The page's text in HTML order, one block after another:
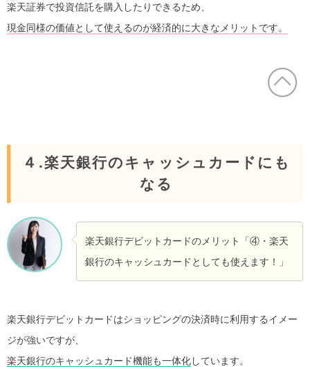
楽天証券で投資信託を購入したりできるため、
現金同様の価値として使えるのが経済的に大きなメリットです。
４.楽天銀行のキャッシュカードにも
なる
楽天銀行デビットカードのメリット「④・楽天
銀行のキャッシュカードとしても使えます！」
楽天銀行デビットカードはショッピングの決済時に利用するイメー
ジが強いですが、
楽天銀行のキャッシュカード機能も一体化しています。